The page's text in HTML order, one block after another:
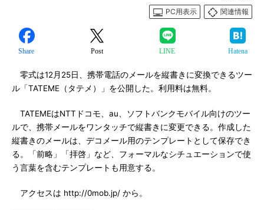
PC用表示
関連情報
Share Post LINE Hatena
零式は12月25日、携帯電話のメールを縦書きに変換できるツー
ル「TATEME（タテメ）」を公開した。利用料は無料。
TATEMEはNTTドコモ、au、ソフトバンクモバイル向けのツー
ルで、携帯メールをワンタッチで縦書きに変更できる。作成した
縦書きのメールは、デコメール用のテンプレートとして保存でき
る。「前略」「拝啓」など、フォーマルなシチュエーションで使
う言葉を含むテンプレートも用意する。
アクセスは http://0mob.jp/ から。